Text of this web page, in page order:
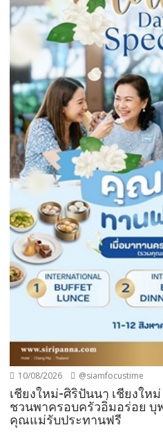
10/08/2026 @siamfocustime
เชียงใหม่-ศิริปันนา เชียงให
ชวนพาครอบครัวอิ่มอร่อย
คุณแม่รับประทานฟรี